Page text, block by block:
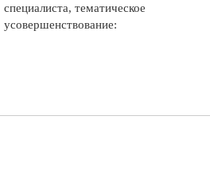
специалиста, тематическое
усовершенствование: